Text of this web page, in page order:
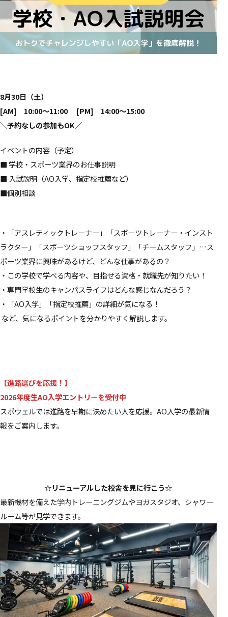
8月30日（土）
[AM] 10:00～11:00 [PM] 14:00～15:00
＼予約なしの参加もOK／
イベントの内容（予定）
■ 学校・スポーツ業界のお仕事説明
■ 入試説明（AO入学、指定校推薦など）
■個別相談
・「アスレティックトレーナー」「スポーツトレーナー・インスト
ラクター」「スポーツショップスタッフ」「チームスタッフ」…ス
ポーツ業界に興味があるけど、どんな仕事があるの？
・この学校で学べる内容や、目指せる資格・就職先が知りたい！
・専門学校生のキャンパスライフはどんな感じなんだろう？
・「AO入学」「指定校推薦」の詳細が気になる！
など、気になるポイントを分かりやすく解説します。
【進路選びを応援！】
2026年度生AO入学エントリーを受付中
スポウェルでは進路を早期に決めたい人を応援。AO入学の最新情
報をご案内します。
☆リニューアルした校舎を見に行こう☆
最新機材を備えた学内トレーニングジムやヨガスタジオ、シャワー
ルーム等が見学できます。